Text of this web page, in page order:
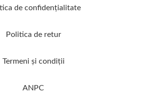
de confidenţialitate
Politica de retur
Termeni şi condiţii
ANPC